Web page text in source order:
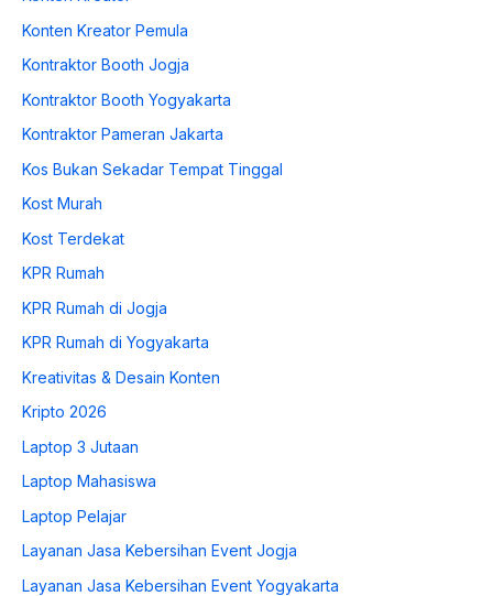
Konten Kreator Pemula
Kontraktor Booth Jogja
Kontraktor Booth Yogyakarta
Kontraktor Pameran Jakarta
Kos Bukan Sekadar Tempat Tinggal
Kost Murah
Kost Terdekat
KPR Rumah
KPR Rumah di Jogja
KPR Rumah di Yogyakarta
Kreativitas & Desain Konten
Kripto 2026
Laptop 3 Jutaan
Laptop Mahasiswa
Laptop Pelajar
Layanan Jasa Kebersihan Event Jogja
Layanan Jasa Kebersihan Event Yogyakarta